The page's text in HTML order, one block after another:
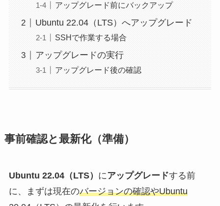
アップグレード前にバックアップ
Ubuntu 22.04（LTS）へアップグレード
SSHで作業する場合
アップグレードの実行
アップグレード後の確認
事前確認と最新化（準備）
Ubuntu 22.04（LTS） にアップグレードする前
に、まずは現在のバージョンの確認やUbuntu